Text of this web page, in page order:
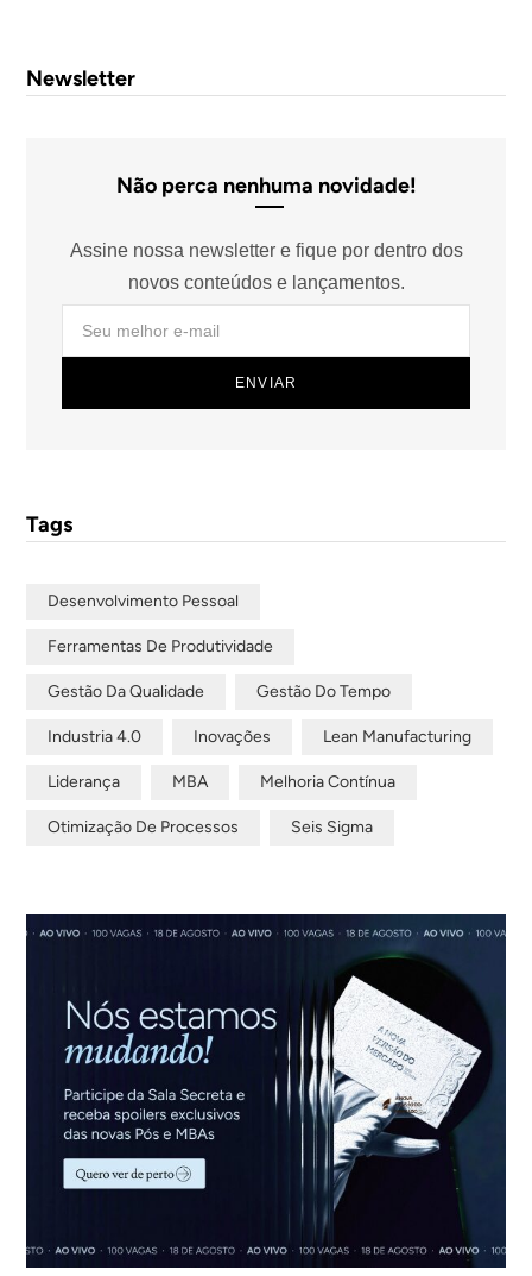
Newsletter
Não perca nenhuma novidade!
Assine nossa newsletter e fique por dentro dos
novos conteúdos e lançamentos.
Tags
Desenvolvimento Pessoal
Ferramentas De Produtividade
Gestão Da Qualidade Gestão Do Tempo
Industria 4.0 Inovações Lean Manufacturing
Liderança MBA Melhoria Contínua
Otimização De Processos Seis Sigma